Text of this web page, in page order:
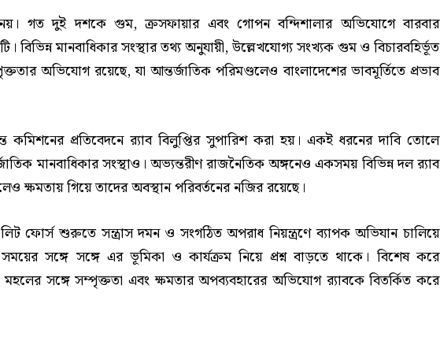
নয়। গত দুই দশকে গুম, ক্রসফায়ার এবং গোপন বন্দিশালার অভিযোগে বারবার
বিভিন্ন মানবাধিকার সংস্থার তথ্য অনুযায়ী, উল্লেখযোগ্য সংখ্যক গুম ও বিচারবহির্ভূত
অভিযোগ রয়েছে, যা আন্তর্জাতিক পরিমণ্ডলেও বাংলাদেশের ভাবমূর্তিতে প্রভাব
কমিশনের প্রতিবেদনে র‍্যাব বিলুপ্তির সুপারিশ করা হয়। একই ধরনের দাবি তোলে
মানবাধিকার সংস্থাও। অভ্যন্তরীণ রাজনৈতিক অঙ্গনেও একসময় বিভিন্ন দল র‍্যাব
ক্ষমতায় গিয়ে তাদের অবস্থান পরিবর্তনের নজির রয়েছে।
ফোর্স শুরুতে সন্ত্রাস দমন ও সংগঠিত অপরাধ নিয়ন্ত্রণে ব্যাপক অভিযান চালিয়ে
সঙ্গে সঙ্গে এর ভূমিকা ও কার্যক্রম নিয়ে প্রশ্ন বাড়তে থাকে। বিশেষ করে
সঙ্গে সম্পৃক্ততা এবং ক্ষমতার অপব্যবহারের অভিযোগ র‍্যাবকে বিতর্কিত করে